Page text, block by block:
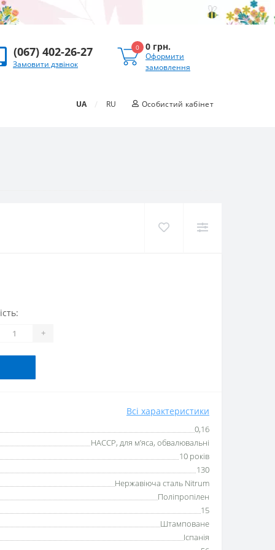
(067) 402-26-27
Замовити дзвінок
0 0 грн.
Оформити
замовлення
UA / RU Особистий кабінет
+
Всі характеристики
0,16
HACCP, для м’яса, обвалювальні
10 років
130
Нержавіюча сталь Nitrum
Поліпропілен
15
Штамповане
Іспанія